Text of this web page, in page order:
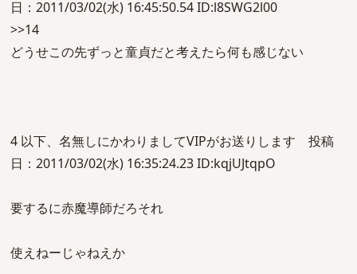
日：2011/03/02(水) 16:45:50.54 ID:l8SWG2l00
>>14
どうせこの先ずっと童貞だと考えたら何も感じない
4 以下、名無しにかわりましてVIPがお送りします 投稿
日：2011/03/02(水) 16:35:24.23 ID:kqjUJtqpO
要するに赤魔導師だろそれ
使えねーじゃねえか